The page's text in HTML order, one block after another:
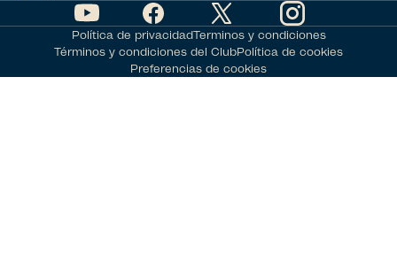
Política de privacidadTerminos y condiciones
Términos y condiciones del ClubPolítica de cookies
Preferencias de cookies